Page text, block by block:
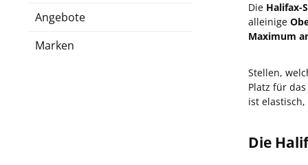
Angebote
Marken
Die Halifax-
alleinige
Maximum
Stellen,
Platz für
ist elastisch,
Die